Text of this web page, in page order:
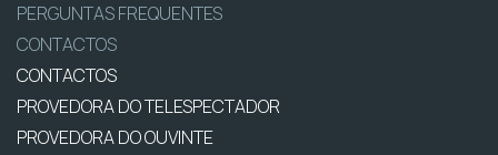
PERGUNTAS FREQUENTES
CONTACTOS
CONTACTOS
PROVEDORA DO TELESPECTADOR
PROVEDORA DO OUVINTE